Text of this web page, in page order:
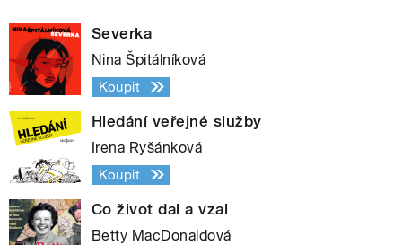
Severka
Nina Špitálníková
Koupit
Hledání veřejné služby
Irena Ryšánková
Koupit
Co život dal a vzal
Betty MacDonaldová